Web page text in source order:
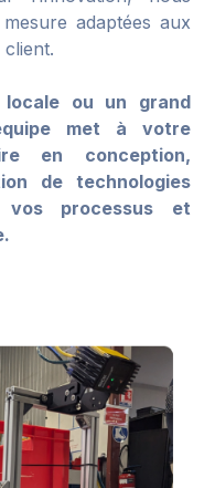
adaptées aux
client.
locale ou un grand
met à votre
en conception,
de technologies
vos processus et